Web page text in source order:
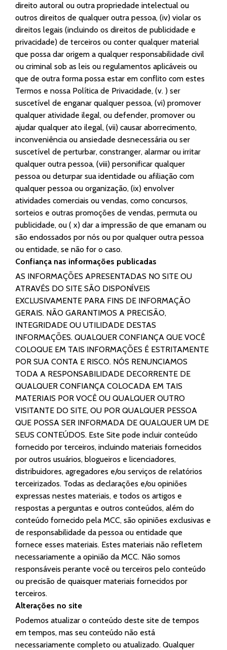
direito autoral ou outra propriedade intelectual ou
outros direitos de qualquer outra pessoa, (iv) violar os
direitos legais (incluindo os direitos de publicidade e
privacidade) de terceiros ou conter qualquer material
que possa dar origem a qualquer responsabilidade civil
ou criminal sob as leis ou regulamentos aplicáveis ou
que de outra forma possa estar em conflito com estes
Termos e nossa Política de Privacidade, (v. ) ser
suscetível de enganar qualquer pessoa, (vi) promover
qualquer atividade ilegal, ou defender, promover ou
ajudar qualquer ato ilegal, (vii) causar aborrecimento,
inconveniência ou ansiedade desnecessária ou ser
suscetível de perturbar, constranger, alarmar ou irritar
qualquer outra pessoa, (viii) personificar qualquer
pessoa ou deturpar sua identidade ou afiliação com
qualquer pessoa ou organização, (ix) envolver
atividades comerciais ou vendas, como concursos,
sorteios e outras promoções de vendas, permuta ou
publicidade, ou ( x) dar a impressão de que emanam ou
são endossados por nós ou por qualquer outra pessoa
ou entidade, se não for o caso.
Confiança nas informações publicadas
AS INFORMAÇÕES APRESENTADAS NO SITE OU
ATRAVÉS DO SITE SÃO DISPONÍVEIS
EXCLUSIVAMENTE PARA FINS DE INFORMAÇÃO
GERAIS. NÃO GARANTIMOS A PRECISÃO,
INTEGRIDADE OU UTILIDADE DESTAS
INFORMAÇÕES. QUALQUER CONFIANÇA QUE VOCÊ
COLOQUE EM TAIS INFORMAÇÕES É ESTRITAMENTE
POR SUA CONTA E RISCO. NÓS RENUNCIAMOS
TODA A RESPONSABILIDADE DECORRENTE DE
QUALQUER CONFIANÇA COLOCADA EM TAIS
MATERIAIS POR VOCÊ OU QUALQUER OUTRO
VISITANTE DO SITE, OU POR QUALQUER PESSOA
QUE POSSA SER INFORMADA DE QUALQUER UM DE
SEUS CONTEÚDOS. Este Site pode incluir conteúdo
fornecido por terceiros, incluindo materiais fornecidos
por outros usuários, blogueiros e licenciadores,
distribuidores, agregadores e/ou serviços de relatórios
terceirizados. Todas as declarações e/ou opiniões
expressas nestes materiais, e todos os artigos e
respostas a perguntas e outros conteúdos, além do
conteúdo fornecido pela MCC, são opiniões exclusivas e
de responsabilidade da pessoa ou entidade que
fornece esses materiais. Estes materiais não refletem
necessariamente a opinião da MCC. Não somos
responsáveis perante você ou terceiros pelo conteúdo
ou precisão de quaisquer materiais fornecidos por
terceiros.
Alterações no site
Podemos atualizar o conteúdo deste site de tempos
em tempos, mas seu conteúdo não está
necessariamente completo ou atualizado. Qualquer